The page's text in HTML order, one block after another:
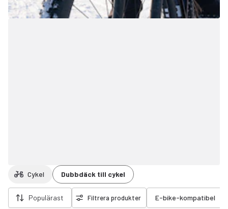
Cykel Dubbdäck till cykel
Populärast Filtrera produkter E-bike-kompatibel
filter